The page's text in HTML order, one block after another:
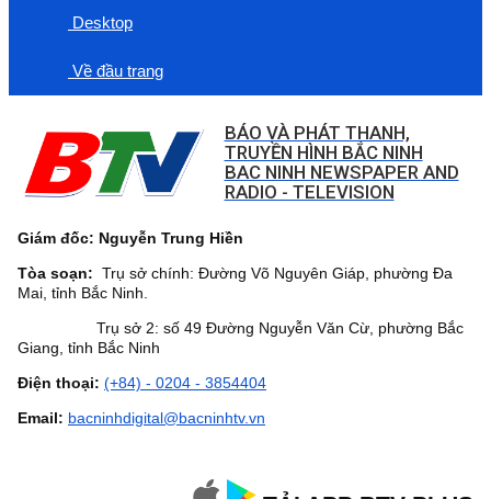
Desktop
Về đầu trang
BÁO VÀ PHÁT THANH,
TRUYỀN HÌNH BẮC NINH
BAC NINH NEWSPAPER AND
RADIO - TELEVISION
Giám đốc: Nguyễn Trung Hiền
Tòa soạn: Trụ sở chính: Đường Võ Nguyên Giáp, phường Đa
Mai, tỉnh Bắc Ninh.
Trụ sở 2: số 49 Đường Nguyễn Văn Cừ, phường Bắc
Giang, tỉnh Bắc Ninh
Điện thoại: (+84) - 0204 - 3854404
Email: bacninhdigital@bacninhtv.vn